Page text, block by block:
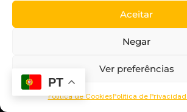
Aceitar
Negar
Ver preferências
Política de CookiesPolítica de
sempre do Rotten Tomatoes. O filme
O novo filme protagonizado por Saoirse
bateu o recorde de filme mais bem
Tomatoes. O filme de Greta Gerwig está
100%, algo que muitos […]
PT